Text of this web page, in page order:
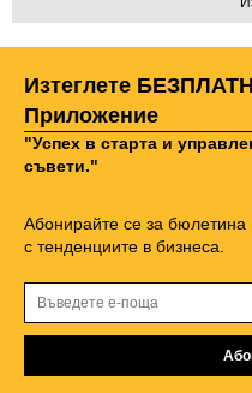
Изтеглете
Приложение
"Успех в старта и
съвети."
Абонирайте се за
с тенденциите в бизнеса.